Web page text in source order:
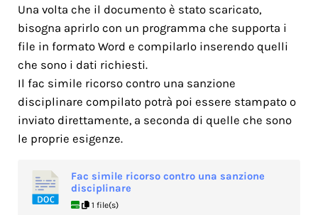
Una volta che il documento è stato scaricato,
bisogna aprirlo con un programma che supporta i
file in formato Word e compilarlo inserendo quelli
che sono i dati richiesti.
Il fac simile ricorso contro una sanzione
disciplinare compilato potrà poi essere stampato o
inviato direttamente, a seconda di quelle che sono
le proprie esigenze.
Fac simile ricorso contro una sanzione
disciplinare
1 file(s)